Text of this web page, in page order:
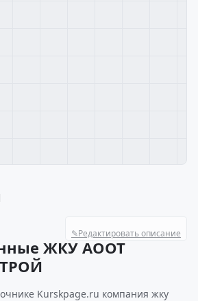
✎Редактировать описание
ЖКУ АООТ
Kurskpage.ru компания жку